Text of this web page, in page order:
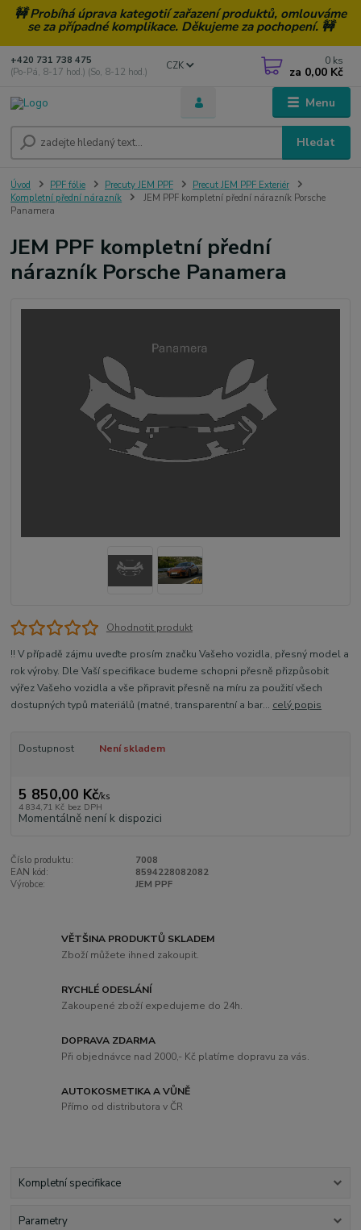
🚧 Probíhá úprava kategotií zařazení produktů, omlouváme
se za případné komplikace. Děkujeme za pochopení. 🚧
Menu
CZK
Hledat
+420 731 738 475
(Po-Pá, 8-17 hod.) (So, 8-12 hod.)
0 ks
za 0,00 Kč
Úvod PPF fólie Precuty JEM PPF
Precut JEM PPF Exteriér
Kompletní přední nárazník
JEM PPF kompletní přední nárazník Porsche
Panamera
JEM PPF kompletní přední
nárazník Porsche Panamera
Ohodnotit produkt
!! V případě zájmu uveďte prosím značku Vašeho vozidla, přesný model a
rok výroby. Dle Vaší specifikace budeme schopni přesně přizpůsobit
výřez Vašeho vozidla a vše připravit přesně na míru za použití všech
dostupných typů materiálů (matné, transparentní a bar... celý popis
Dostupnost Není skladem
5 850,00 Kč/ks
4 834,71 Kč bez DPH
Momentálně není k dispozici
Číslo produktu:
7008
EAN kód:
8594228082082
Výrobce:
JEM PPF
VĚTŠINA PRODUKTŮ SKLADEM
Zboží můžete ihned zakoupit.
RYCHLÉ ODESLÁNÍ
Zakoupené zboží expedujeme do 24h.
DOPRAVA ZDARMA
Při objednávce nad 2000,- Kč platíme dopravu za vás.
AUTOKOSMETIKA A VŮNĚ
Přímo od distributora v ČR
Kompletní specifikace
Parametry